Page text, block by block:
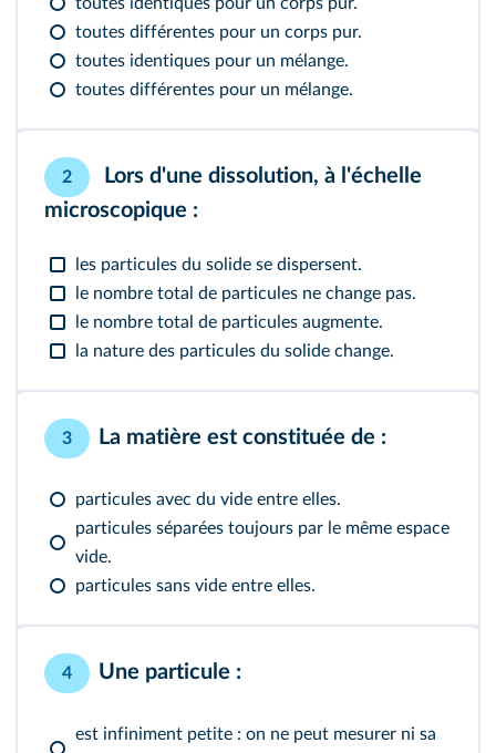
toutes différentes pour un corps pur.
toutes identiques pour un mélange.
toutes différentes pour un mélange.
2
Lors d'une dissolution, à l'échelle
microscopique :
les particules du solide se dispersent.
le nombre total de particules ne change pas.
le nombre total de particules augmente.
la nature des particules du solide change.
3 La matière est constituée de :
particules avec du vide entre elles.
particules séparées toujours par le même espace
vide.
particules sans vide entre elles.
4 Une particule :
est infiniment petite : on ne peut mesurer ni sa